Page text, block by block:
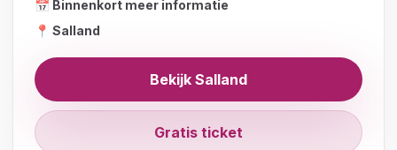
📅 Binnenkort meer informatie
📍 Salland
Bekijk Salland
Gratis ticket